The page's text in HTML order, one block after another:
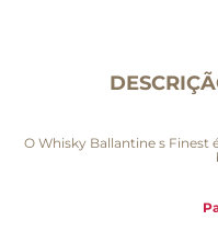
O Whisky Ballantine s Finest